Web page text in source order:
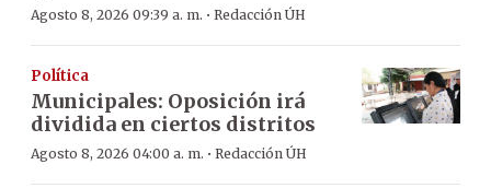
Agosto 8, 2026 09:39 a. m. · Redacción ÚH
Política
Municipales: Oposición irá
dividida en ciertos distritos
Agosto 8, 2026 04:00 a. m. · Redacción ÚH